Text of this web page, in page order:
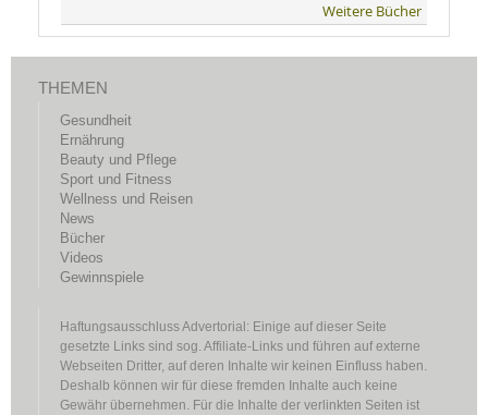
Weitere Bücher
THEMEN
Gesundheit
Ernährung
Beauty und Pflege
Sport und Fitness
Wellness und Reisen
News
Bücher
Videos
Gewinnspiele
Haftungsausschluss Advertorial: Einige auf dieser Seite
gesetzte Links sind sog. Affiliate-Links und führen auf externe
Webseiten Dritter, auf deren Inhalte wir keinen Einfluss haben.
Deshalb können wir für diese fremden Inhalte auch keine
Gewähr übernehmen. Für die Inhalte der verlinkten Seiten ist